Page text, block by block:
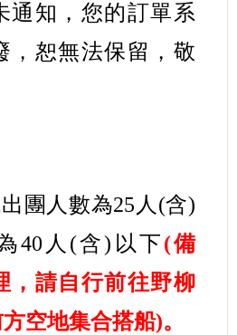
通知，您的訂單系
，恕無法保留，敬
團人數為25人(含)
40人(含)以下(備
，請自行前往野柳
空地集合搭船)。